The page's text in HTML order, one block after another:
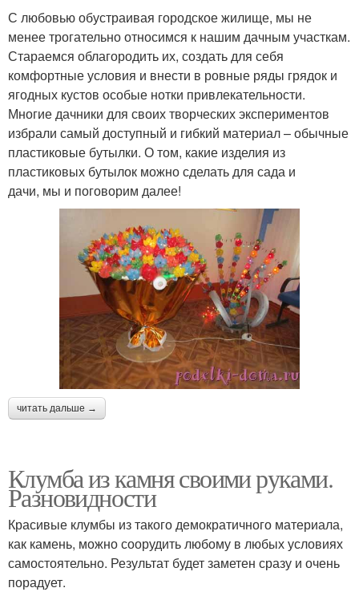
С любовью обустраивая городское жилище, мы не
менее трогательно относимся к нашим дачным участкам.
Стараемся облагородить их, создать для себя
комфортные условия и внести в ровные ряды грядок и
ягодных кустов особые нотки привлекательности.
Многие дачники для своих творческих экспериментов
избрали самый доступный и гибкий материал – обычные
пластиковые бутылки. О том, какие изделия из
пластиковых бутылок можно сделать для сада и
дачи, мы и поговорим далее!
читать дальше →
Клумба из камня своими руками.
Разновидности
Красивые клумбы из такого демократичного материала,
как камень, можно соорудить любому в любых условиях
самостоятельно. Результат будет заметен сразу и очень
порадует.